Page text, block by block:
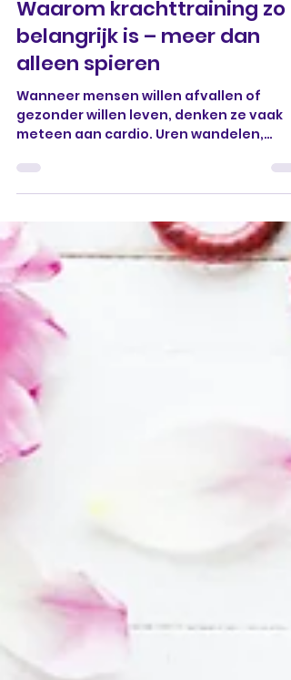
Luna Bax
Jun 29
4 min read
Waarom krachttraining zo
belangrijk is – meer dan
alleen spieren
Wanneer mensen willen afvallen of
gezonder willen leven, denken ze vaak
hardlopen of zweten op een
Maar één van de meest onderschatte
onderdelen van een gezonde leefstijl is
krachttraining. En nee, krachttraining is
echt niet alleen voor bodybuilders of
mensen die “heel gespierd” willen
worden. Sterker nog: krachttraining is
nu wilt afvallen, fitter wilt worden, meer
energie wilt hebben